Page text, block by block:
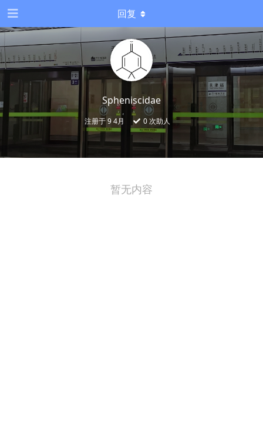
Spheniscidae
注册于9 4月 0次助人
回复
暂无内容